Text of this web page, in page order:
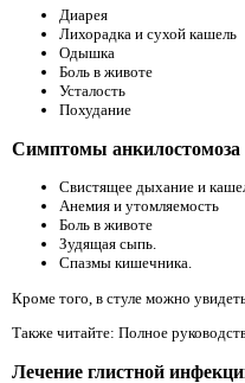
Диарея
Лихорадка и сухой кашель
Одышка
Боль в животе
Усталость
Похудание
Симптомы анкилостомоза
Свистящее дыхание и
Анемия и утомляемость
Боль в животе
Зудящая сыпь.
Спазмы кишечника.
Кроме того, в стуле можно
Также читайте: Полное
Лечение глистной